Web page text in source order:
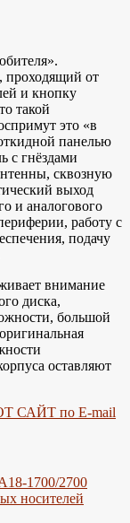
проходящий от
и кнопку
такой
это «в
панелью
с гнёздами
сквозную
выход
и аналогового
работу с
подачу
внимание
диска,
большой
оставляют
САЙТ по E-mail
1700/2700